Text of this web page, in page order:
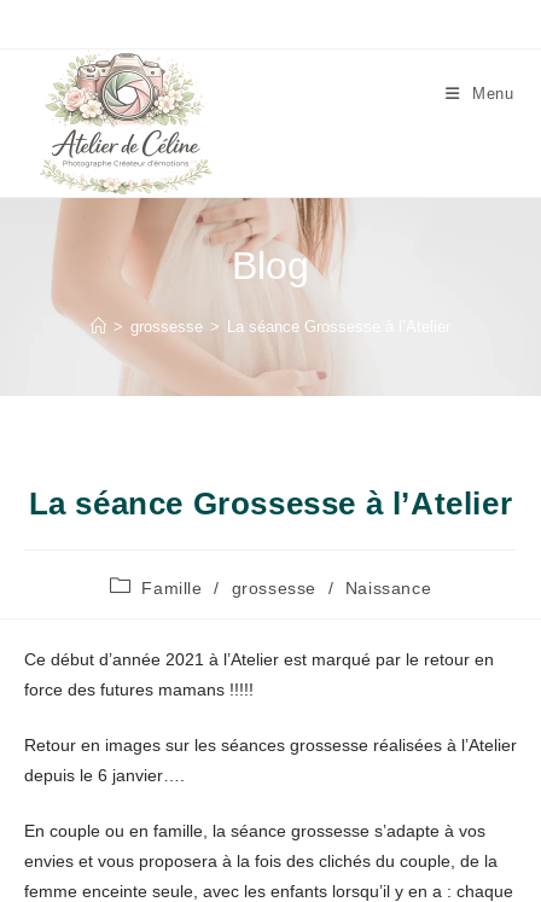
Menu
Blog
> grossesse > La séance Grossesse à l’Atelier
La séance Grossesse à l’Atelier
PostFamille / grossesse / Naissance
Ce début d’année 2021 à l’Atelier est marqué par le retour en
force des futures mamans !!!!!
Retour en images sur les séances grossesse réalisées à l’Atelier
depuis le 6 janvier….
En couple ou en famille, la séance grossesse s’adapte à vos
envies et vous proposera à la fois des clichés du couple, de la
femme enceinte seule, avec les enfants lorsqu’il y en a : chaque